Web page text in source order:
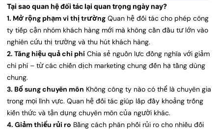
Tại sao quan hệ đối tác lại quan trọng ngày nay?
1. Mở rộng phạm vi thị trường Quan hệ đối tác cho phép công
ty tiếp cận nhóm khách hàng mới mà không cần đầu tư lớn vào
nghiên cứu thị trường và thu hút khách hàng.
2. Tăng hiệu quả chi phí Chia sẻ nguồn lực đồng nghĩa với giảm
chi phí – từ các chiến dịch marketing chung đến hạ tầng dùng
chung.
3. Bổ sung chuyên môn Không công ty nào có thể là chuyên gia
trong mọi lĩnh vực. Quan hệ đối tác giúp lấp đầy khoảng trống
kiến thức và tận dụng chuyên môn của người khác.
4. Giảm thiểu rủi ro Bằng cách phân phối rủi ro cho nhiều đối